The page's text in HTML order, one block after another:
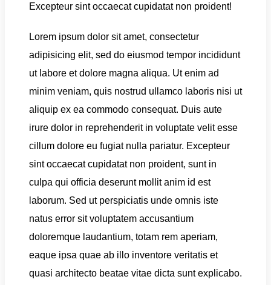
Excepteur sint occaecat cupidatat non proident!
Lorem ipsum dolor sit amet, consectetur
adipisicing elit, sed do eiusmod tempor incididunt
ut labore et dolore magna aliqua. Ut enim ad
minim veniam, quis nostrud ullamco laboris nisi ut
aliquip ex ea commodo consequat. Duis aute
irure dolor in reprehenderit in voluptate velit esse
cillum dolore eu fugiat nulla pariatur. Excepteur
sint occaecat cupidatat non proident, sunt in
culpa qui officia deserunt mollit anim id est
laborum. Sed ut perspiciatis unde omnis iste
natus error sit voluptatem accusantium
doloremque laudantium, totam rem aperiam,
eaque ipsa quae ab illo inventore veritatis et
quasi architecto beatae vitae dicta sunt explicabo.